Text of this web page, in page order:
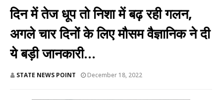
दिन में तेज धूप तो निशा में बढ़ रही गलन,
अगले चार दिनों के लिए मौसम वैज्ञानिक ने दी
ये बड़ी जानकारी...
STATE NEWS POINT December 18, 2022